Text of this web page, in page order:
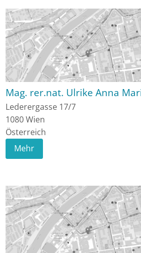
Mag. rer.nat. Ulrike Anna
Lederergasse 17/7
1080Wien
Österreich
Mehr